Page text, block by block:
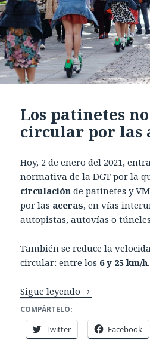
Los patinetes
circular por las
Hoy, 2 de enero del 2021,
normativa de la DGT por la
circulación de patinetes y
por las aceras, en vías
autopistas, autovías o
También se reduce la
circular: entre los 6 y 25 km/h.
Sigue leyendo Los patinetes
COMPÁRTELO:
Twitter Facebook